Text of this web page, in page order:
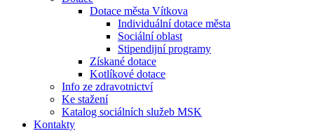
Dotace města Vítkova
Individuální dotace města
Sociální oblast
Stipendijní programy
Získané dotace
Kotlíkové dotace
Info ze zdravotnictví
Ke stažení
Katalog sociálních služeb MSK
Kontakty